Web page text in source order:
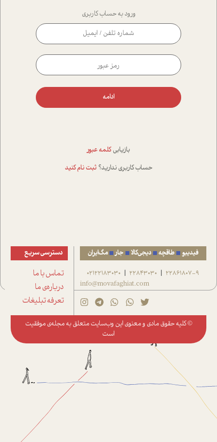
ورود به حساب کاربری
ادامه
بازیابی کلمه عبور
حساب کاربری ندارید؟ ثبت نام کنید
فیدیبو طاقچه دیجی‌کالا جار مگ‌ایران
22861807-9
|
22843030
|
02122183030
info@movafaghiat.com
دسترسی سریع
تماس با ما
درباره‌ی ما
تعرفه تبلیغات
© کلیه حقوق مادی و معنوی این وب‌سایت متعلق به مجله‌ی موفقیت
است